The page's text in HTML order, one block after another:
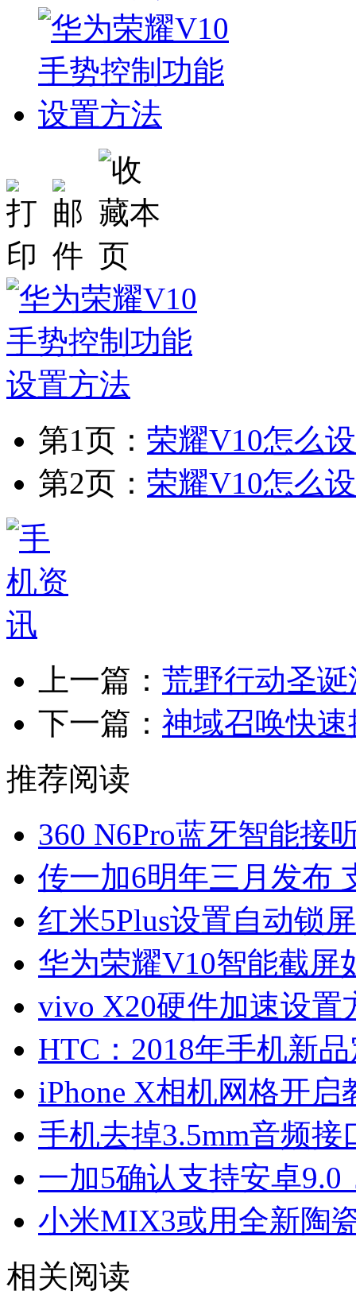
第1页： 荣耀V10怎么
第2页： 荣耀V10怎么
上一篇： 荒野行动圣
下一篇： 神域召唤快
推荐阅读
360 N6Pro蓝牙智能接
传一加6明年三月发布
红米5Plus设置自动锁
华为荣耀V10智能截屏
vivo X20硬件加速设置
HTC：2018年手机新
iPhone X相机网格开启
手机去掉3.5mm音频
一加5确认支持安卓9.0
小米MIX3或用全新陶
相关阅读